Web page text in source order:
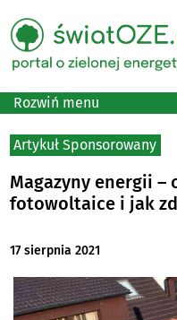
Rozwiń menu
Artykuł Sponsorowany
Magazyny energii –
fotowoltaice i jak
17 sierpnia 2021